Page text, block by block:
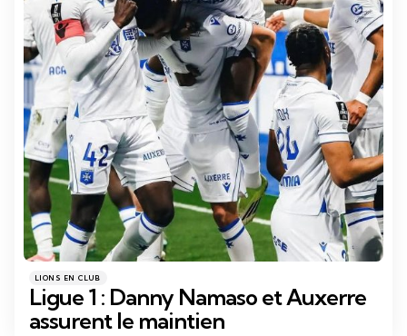
Catégories
Posté
dans
LIONS EN CLUB
Ligue 1 : Danny Namaso et Auxerre
assurent le maintien